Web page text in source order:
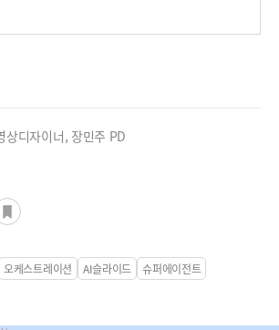
상디자이너, 장민주 PD
오케스트레이션 AI슬라이드 슈퍼에이전트